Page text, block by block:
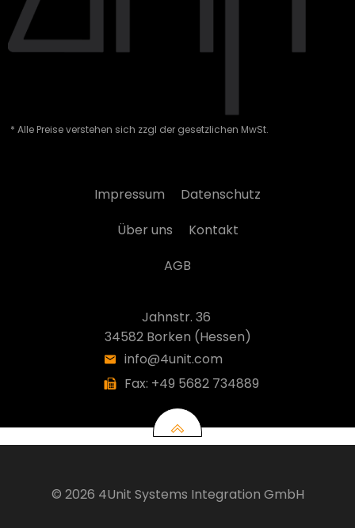
* Alle Preise verstehen sich zzgl der gesetzlichen MwSt.
Impressum
Datenschutz
Über uns
Kontakt
AGB
Jahnstr. 36
34582 Borken (Hessen)
info@4unit.com
Fax: +49 5682 734889
© 2026 4Unit Systems Integration GmbH